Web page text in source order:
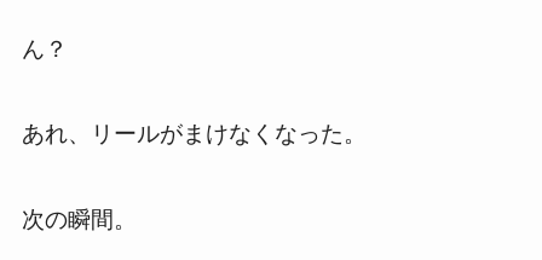
ん？
あれ、リールがまけなくなった。
次の瞬間。